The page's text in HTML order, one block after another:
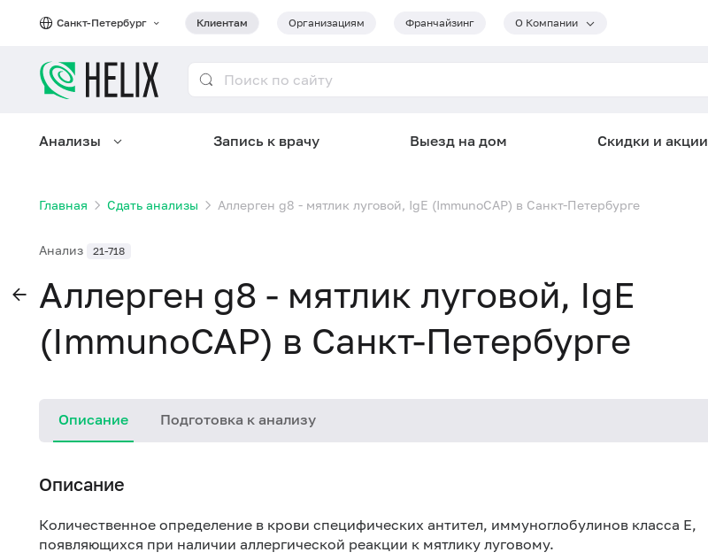
Санкт-Петербург Клиентам Организациям Франчайзинг О Компании
Анализы Запись к врачу Выезд на дом Скидки и акции
Главная Сдать анализы Аллерген g8 - мятлик луговой, IgE (ImmunoCAP) в Санкт-Петербурге
Анализ 21-718
Аллерген g8 - мятлик луговой, IgE
(ImmunoCAP) в Санкт-Петербурге
Описание Подготовка к анализу
Описание
Количественное определение в крови специфических антител, иммуноглобулинов класса E,
появляющихся при наличии аллергической реакции к мятлику луговому.